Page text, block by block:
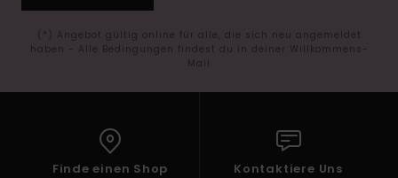
(*) Angebot gültig online für alle, die sich neu angemeldet
haben - Alle Bedingungen findest du in deiner Willkommens-
Mail
Finde einen Shop Kontaktiere Uns